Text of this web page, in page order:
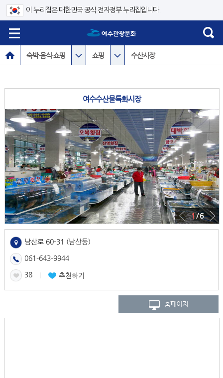
이 누리집은 대한민국 공식 전자정부 누리집입니다.
숙박·음식·쇼핑 쇼핑 수산시장
여수수산물특화시장
1/ 6
남산로 60-31 (남산동)
061-643-9944
38 l 추천하기
홈페이지